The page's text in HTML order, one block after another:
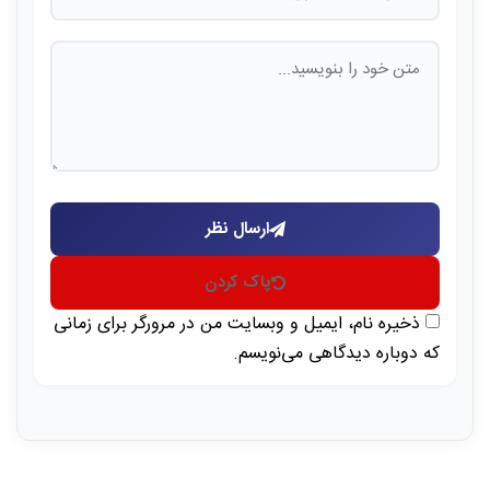
ارسال نظر
پاک کردن
ذخیره نام، ایمیل و وبسایت من در مرورگر برای زمانی
که دوباره دیدگاهی می‌نویسم.